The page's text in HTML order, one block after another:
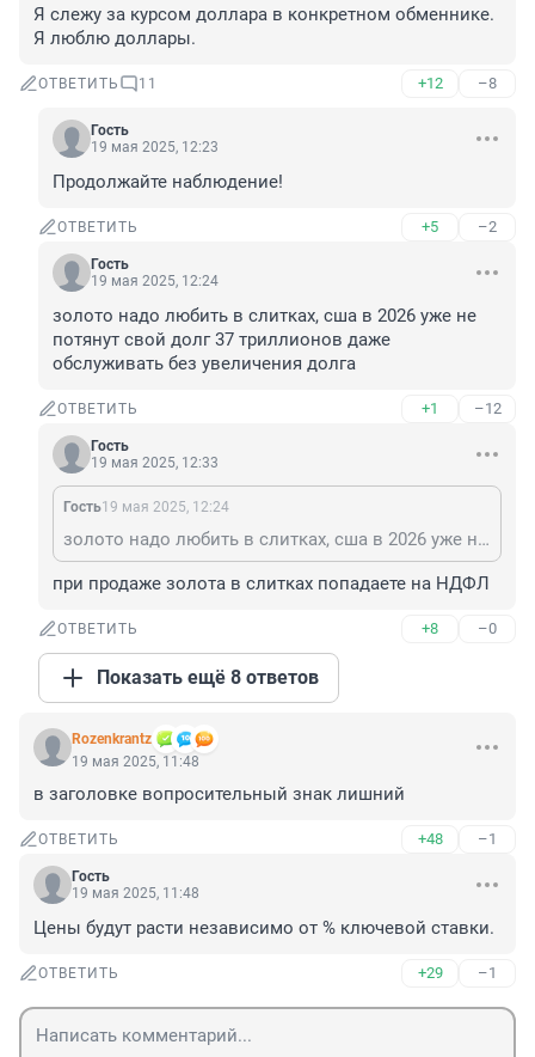
Я слежу за курсом доллара в конкретном обменнике.
Я люблю доллары.
ОТВЕТИТЬ 11 +12 –8
Гость
19 мая 2025, 12:23
Продолжайте наблюдение!
ОТВЕТИТЬ +5 –2
Гость
19 мая 2025, 12:24
золото надо любить в слитках, сша в 2026 уже не
потянут свой долг 37 триллионов даже
обслуживать без увеличения долга
ОТВЕТИТЬ +1 –12
Гость
19 мая 2025, 12:33
Гость19 мая 2025, 12:24
золото надо любить в слитках, сша в 2026 уже не потянут свой долг 37 триллионов даже обслуживать без увеличения долга
при продаже золота в слитках попадаете на НДФЛ
ОТВЕТИТЬ +8 –0
Показать ещё 8 ответов
Rozenkrantz
19 мая 2025, 11:48
в заголовке вопросительный знак лишний
ОТВЕТИТЬ +48 –1
Гость
19 мая 2025, 11:48
Цены будут расти независимо от % ключевой ставки.
ОТВЕТИТЬ +29 –1